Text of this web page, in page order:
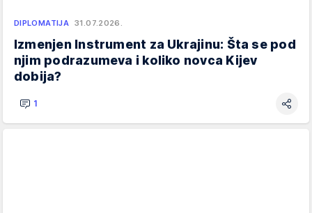
DIPLOMATIJA 31.07.2026.
Izmenjen Instrument za Ukrajinu: Šta se pod
njim podrazumeva i koliko novca Kijev
dobija?
1